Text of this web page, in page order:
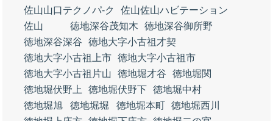
佐山山口テクノパ‐ク
佐山佐山ハビテーション
佐山
徳地深谷茂知木
徳地深谷御所野
徳地深谷深谷
徳地大字小古祖才契
徳地大字小古祖上市 徳地大字小古祖市
徳地大字小古祖片山
徳地堀才谷
徳地堀関
徳地堀伏野上
徳地堀伏野下 徳地堀中村
徳地堀旭
徳地堀堀 徳地堀本町 徳地堀西川